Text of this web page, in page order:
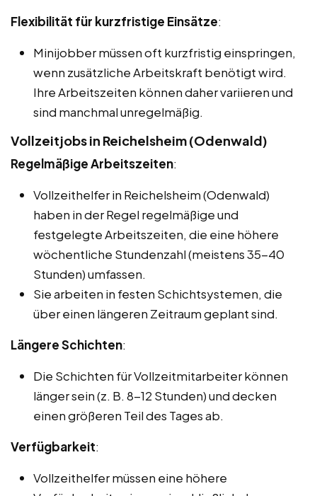
Flexibilität für kurzfristige Einsätze:
Minijobber müssen oft kurzfristig einspringen,
wenn zusätzliche Arbeitskraft benötigt wird.
Ihre Arbeitszeiten können daher variieren und
sind manchmal unregelmäßig.
Vollzeitjobs in Reichelsheim (Odenwald)
Regelmäßige Arbeitszeiten:
Vollzeithelfer in Reichelsheim (Odenwald)
haben in der Regel regelmäßige und
festgelegte Arbeitszeiten, die eine höhere
wöchentliche Stundenzahl (meistens 35-40
Stunden) umfassen.
Sie arbeiten in festen Schichtsystemen, die
über einen längeren Zeitraum geplant sind.
Längere Schichten:
Die Schichten für Vollzeitmitarbeiter können
länger sein (z. B. 8-12 Stunden) und decken
einen größeren Teil des Tages ab.
Verfügbarkeit:
Vollzeithelfer müssen eine höhere